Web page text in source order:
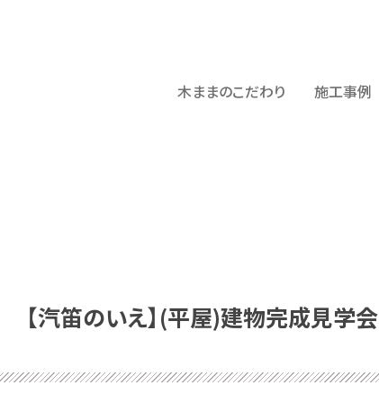
木ままのこだわり 施工事例
【汽笛のいえ】(平屋)建物完成見学会